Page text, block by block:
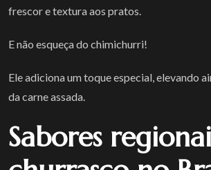
frescor e textura aos pratos.
E não esqueça do chimichurri!
Ele adiciona um toque especial, elevando
da carne assada.
Sabores